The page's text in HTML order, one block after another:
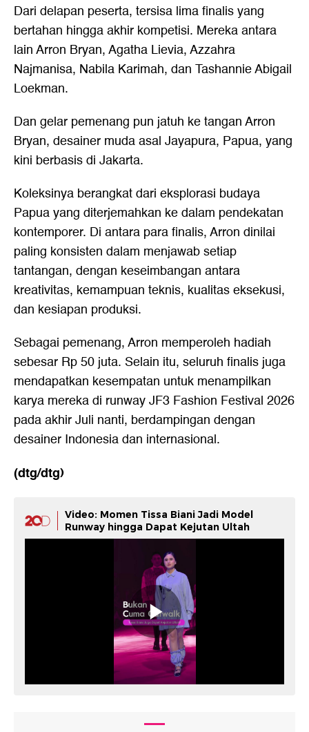
Dari delapan peserta, tersisa lima finalis yang
bertahan hingga akhir kompetisi. Mereka antara
lain Arron Bryan, Agatha Lievia, Azzahra
Najmanisa, Nabila Karimah, dan Tashannie Abigail
Loekman.
Dan gelar pemenang pun jatuh ke tangan Arron
Bryan, desainer muda asal Jayapura, Papua, yang
kini berbasis di Jakarta.
Koleksinya berangkat dari eksplorasi budaya
Papua yang diterjemahkan ke dalam pendekatan
kontemporer. Di antara para finalis, Arron dinilai
paling konsisten dalam menjawab setiap
tantangan, dengan keseimbangan antara
kreativitas, kemampuan teknis, kualitas eksekusi,
dan kesiapan produksi.
Sebagai pemenang, Arron memperoleh hadiah
sebesar Rp 50 juta. Selain itu, seluruh finalis juga
mendapatkan kesempatan untuk menampilkan
karya mereka di runway JF3 Fashion Festival 2026
pada akhir Juli nanti, berdampingan dengan
desainer Indonesia dan internasional.
(dtg/dtg)
Video: Momen Tissa Biani Jadi Model
Runway hingga Dapat Kejutan Ultah